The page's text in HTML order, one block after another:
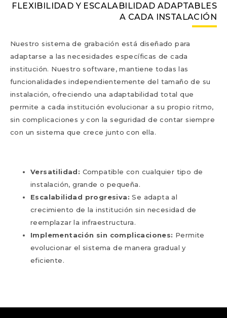
FLEXIBILIDAD Y ESCALABILIDAD ADAPTABLES
A CADA INSTALACIÓN
Nuestro sistema de grabación está diseñado para
adaptarse a las necesidades específicas de cada
institución. Nuestro software, mantiene todas las
funcionalidades independientemente del tamaño de su
instalación,ofreciendo una adaptabilidad total que
permite a cada institución evolucionar a su propio ritmo,
sin complicaciones y con la seguridad de contar siempre
con un sistema que crece junto con ella.
Versatilidad: Compatible con cualquier tipo de
instalación, grande o pequeña.
Escalabilidad progresiva: Se adapta al
crecimiento de la institución sin necesidad de
reemplazar la infraestructura.
Implementación sin complicaciones: Permite
evolucionar el sistema de manera gradual y
eficiente.